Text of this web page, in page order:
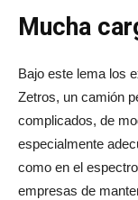
Mucha
Bajo este lema los
Zetros, un camión
complicados, de
especialmente
como en el
empresas de